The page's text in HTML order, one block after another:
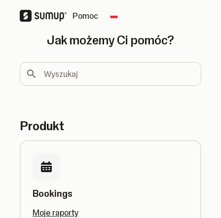
Pomoc Change country
Jak możemy Ci pomóc?
Wyszukaj
Produkt
Bookings
Moje raporty